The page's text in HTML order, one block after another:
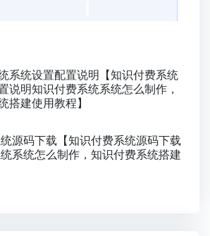
系统设置配置说明【知识付费系统
说明知识付费系统系统怎么制作，
搭建使用教程】
源码下载【知识付费系统源码下载
系统怎么制作，知识付费系统搭建